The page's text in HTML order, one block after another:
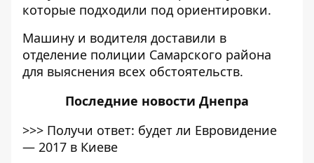
которые подходили под ориентировки.
Машину и водителя доставили в
отделение полиции Самарского района
для выяснения всех обстоятельств.
Последние новости Днепра
>>> Получи ответ: будет ли Евровидение
— 2017 в Киеве